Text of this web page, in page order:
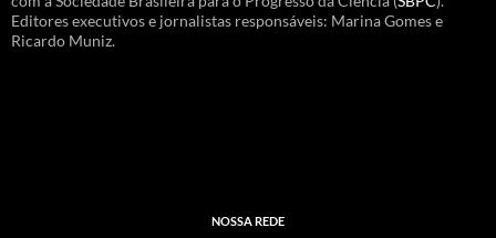
Editores executivos e jornalistas responsáveis: Marina Gomes e
Ricardo Muniz.
NOSSA REDE